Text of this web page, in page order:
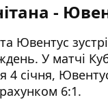
-
Ювентус
У матчі
4 січня,
6:1.